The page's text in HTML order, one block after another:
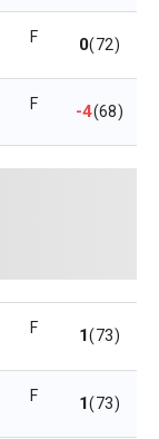
F 0(72)
F -4(68)
F 1(73)
F 1(73)